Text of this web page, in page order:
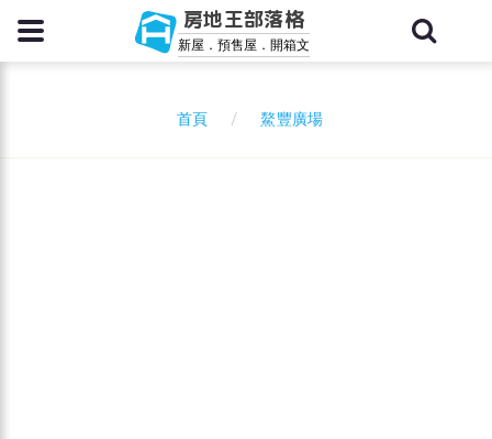
房地王部落格
新屋．預售屋．開箱文
首頁 鰲豐廣場